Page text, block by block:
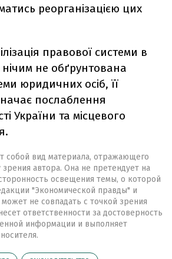
реорганізацією цих
правової системи в
не обґрунтована
юридичних осіб, її
послаблення
України та місцевого
собой вид материала, отражающего
автора. Она не претендует на
освещения темы, о которой
"Экономической правды" и
не совпадать с точкой зрения
ответственности за достоверность
информации и выполняет